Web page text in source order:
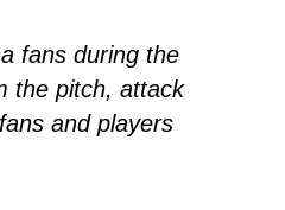
fans during the
the pitch, attack
and players